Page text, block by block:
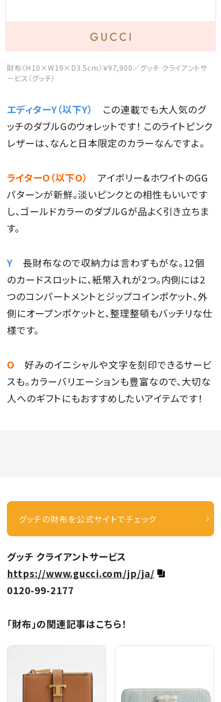
MAGAZINE
SPUR 2026 JULY
2026年9月号
財布〈H10×W19×D3.5cm〉￥97,900／グッチ クライアントサ
ービス（グッチ）
エディターY（以下Y）
この連載でも大人気のグ
ッチのダブルGのウォレットです！ このライトピンク
レザーは、なんと日本限定のカラーなんですよ。
ライターO（以下O）
アイボリー&ホワイトのGG
パターンが新鮮。淡いピンクとの相性もいいです
し、ゴールドカラーのダブルGが品よく引き立ちま
す。
Y 長財布なので収納力は言わずもがな。12個
のカードスロットに、紙幣入れが2つ。内側には2
つのコンパートメントとジップコインポケット、外
側にオープンポケットと、整理整頓もバッチリな仕
様です。
O好みのイニシャルや文字を刻印できるサービ
スも。カラーバリエーションも豊富なので、大切な
人へのギフトにもおすすめしたいアイテムです！
グッチの財布を公式サイトでチェック
グッチ クライアントサービス
https://www.gucci.com/jp/ja/
0120-99-2177
「財布」の関連記事はこちら！